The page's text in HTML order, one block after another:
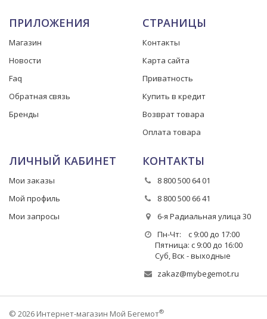
ПРИЛОЖЕНИЯ
Магазин
Новости
Faq
Обратная связь
Бренды
СТРАНИЦЫ
Контакты
Карта сайта
Приватность
Купить в кредит
Возврат товара
Оплата товара
ЛИЧНЫЙ КАБИНЕТ
Мои заказы
Мой профиль
Мои запросы
КОНТАКТЫ
8 800 500 64 01
8 800 500 66 41
6-я Радиальная улица 30
Пн-Чт: с 9:00 до 17:00
Пятница: с 9:00 до 16:00
Суб, Вск - выходные
zakaz@mybegemot.ru
© 2026 Интернет-магазин Мой Бегемот®